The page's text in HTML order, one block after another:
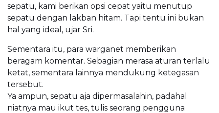
sepatu, kami berikan opsi cepat yaitu menutup
sepatu dengan lakban hitam. Tapi tentu ini bukan
hal yang ideal, ujar Sri.
Sementara itu, para warganet memberikan
beragam komentar. Sebagian merasa aturan terlalu
ketat, sementara lainnya mendukung ketegasan
tersebut.
Ya ampun, sepatu aja dipermasalahin, padahal
niatnya mau ikut tes, tulis seorang pengguna